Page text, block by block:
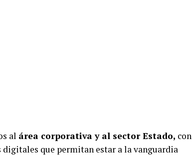
al área corporativa y al sector Estado, con
que permitan estar a la vanguardia